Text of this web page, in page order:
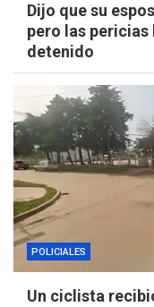
Dijo que su
pero las
detenido
POLICIALES
Un ciclista